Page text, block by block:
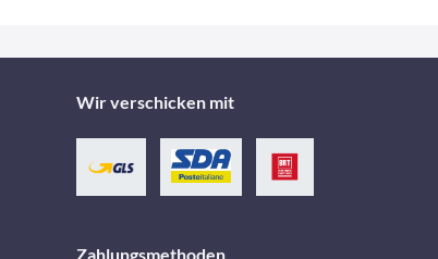
Wir verschicken mit
Zahlungsmethoden